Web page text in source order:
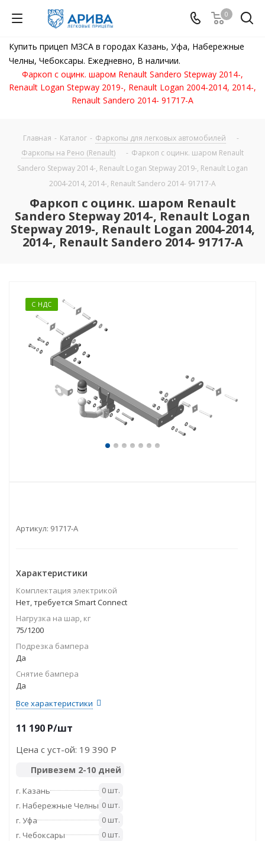
0
Купить прицеп МЗСА в городах Казань, Уфа, Набережные
Челны, Чебоксары. Ежедневно, В наличии.
Фаркоп с оцинк. шаром Renault Sandero Stepway 2014-,
Renault Logan Stepway 2019-, Renault Logan 2004-2014, 2014-,
Renault Sandero 2014- 91717-A
Главная - Каталог - Фаркопы для легковых автомобилей
-
Фаркопы на Рено (Renault)
- Фаркоп с оцинк. шаром Renault
Sandero Stepway 2014-, Renault Logan Stepway 2019-, Renault Logan
2004-2014, 2014-, Renault Sandero 2014- 91717-A
Фаркоп с оцинк. шаром Renault
Sandero Stepway 2014-, Renault Logan
Stepway 2019-, Renault Logan 2004-2014,
2014-, Renault Sandero 2014- 91717-A
С НДС
Артикул: 91717-A
Характеристики
Комплектация электрикой
Нет, требуется Smart Connect
Нагрузка на шар, кг
75/1200
Подрезка бампера
Да
Снятие бампера
Да
Все характеристики
11 190 P/шт
Цена с уст-ой: 19 390 P
Привезем 2-10 дней
г. Казань
0 шт.
г. Набережные Челны 0 шт.
г. Уфа
0 шт.
г. Чебоксары
0 шт.